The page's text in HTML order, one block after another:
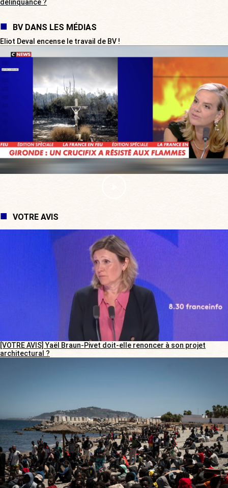
délinquance ?
BV DANS LES MÉDIAS
Eliot Deval encense le travail de BV !
VOTRE AVIS
[VOTRE AVIS] Yaël Braun-Pivet doit-elle renoncer à son projet
architectural ?